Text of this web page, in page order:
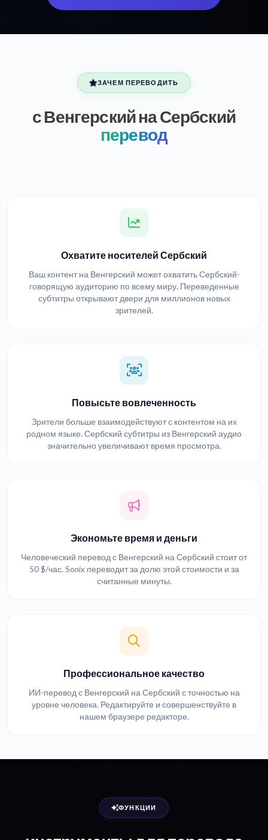
ЗАЧЕМ ПЕРЕВОДИТЬ
с Венгерский на Сербский
перевод
Охватите носителей Сербский
Ваш контент на Венгерский может охватить Сербский-
говорящую аудиторию по всему миру. Переведенные
субтитры открывают двери для миллионов новых
зрителей.
Повысьте вовлеченность
Зрители больше взаимодействуют с контентом на их
родном языке. Сербский субтитры из Венгерский аудио
значительно увеличивают время просмотра.
Экономьте время и деньги
Человеческий перевод с Венгерский на Сербский стоит от
50 $/час. Sonix переводит за долю этой стоимости и за
считанные минуты.
Профессиональное качество
ИИ-перевод с Венгерский на Сербский с точностью на
уровне человека. Редактируйте и совершенствуйте в
нашем браузере редакторе.
ФУНКЦИИ